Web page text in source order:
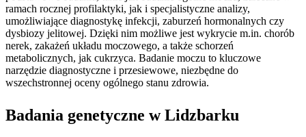
ramach rocznej profilaktyki, jak i specjalistyczne analizy,
umożliwiające diagnostykę infekcji, zaburzeń hormonalnych czy
dysbiozy jelitowej. Dzięki nim możliwe jest wykrycie m.in. chorób
nerek, zakażeń układu moczowego, a także schorzeń
metabolicznych, jak cukrzyca. Badanie moczu to kluczowe
narzędzie diagnostyczne i przesiewowe, niezbędne do
wszechstronnej oceny ogólnego stanu zdrowia.
Badania genetyczne w Lidzbarku